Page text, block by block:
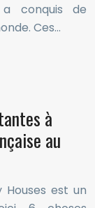
conquis de
Ces…
à
au
est un